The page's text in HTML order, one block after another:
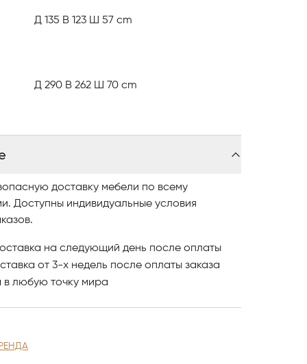
Д 135 В 123 Ш 57 cm
Д 290 В 262 Ш 70 cm
доставку мебели по всему
Доступны индивидуальные условия
на следующий день после оплаты
от 3-х недель после оплаты заказа
в любую точку мира